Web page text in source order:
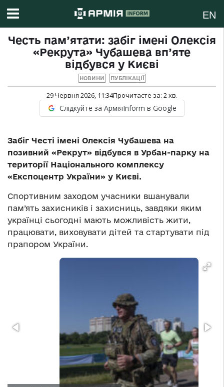
EN
Честь пам’ятати: забіг імені Олексія
«Рекрута» Чубашева вп’яте
відбувся у Києві
НОВИНИ ПУБЛІКАЦІЇ
29 Червня 2026, 11:34Прочитаєте за: 2хв.
Слідкуйте за АрміяInform в Google
Забіг Честі імені Олексія Чубашева на
позивний «Рекрут» відбувся в Урбан-парку на
території Національного комплексу
«Експоцентр України» у Києві.
Спортивним заходом учасники вшанували
пам’ять захисників і захисниць, завдяки яким
українці сьогодні мають можливість жити,
працювати, виховувати дітей та стартувати під
прапором України.